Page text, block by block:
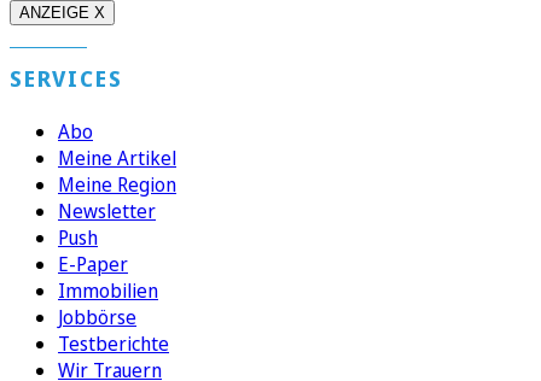
ANZEIGE X
SERVICES
Abo
Meine Artikel
Meine Region
Newsletter
Push
E-Paper
Immobilien
Jobbörse
Testberichte
Wir Trauern